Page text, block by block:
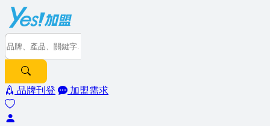
品牌刊登 加盟需求